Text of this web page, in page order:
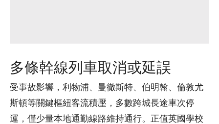
多條幹線列車取消或延誤
受事故影響，利物浦、曼徹斯特、伯明翰、倫敦尤
斯頓等關鍵樞紐客流積壓，多數跨城長途車次停
運，僅少量本地通勤線路維持通行。正值英國學校